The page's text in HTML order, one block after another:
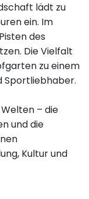
lädt zu
ein. Im
des
Die Vielfalt
zu einem
Sportliebhaber.
– die
und die
Kultur und